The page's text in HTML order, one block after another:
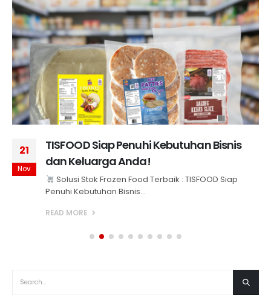
21
Nov
TISFOOD Siap Penuhi Kebutuhan Bisnis
dan Keluarga Anda!
Solusi Stok Frozen Food Terbaik : TISFOOD Siap
Penuhi Kebutuhan Bisnis...
READ MORE